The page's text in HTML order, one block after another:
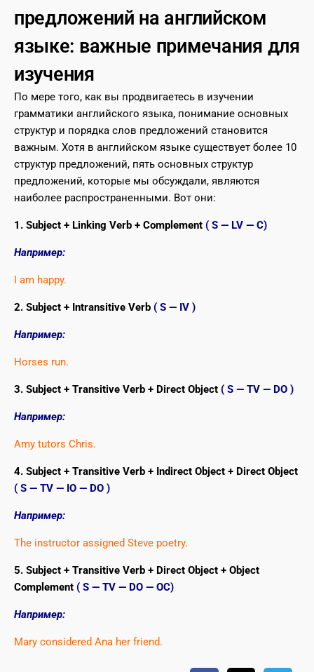
предложений на английском
языке: важные примечания для
изучения
По мере того, как вы продвигаетесь в изучении
грамматики английского языка, понимание основных
структур и порядка слов предложений становится
важным. Хотя в английском языке существует более 10
структур предложений, пять основных структур
предложений, которые мы обсуждали, являются
наиболее распространенными. Вот они:
1. Subject + Linking Verb + Complement ( S — LV — C)
Например:
I am happy.
2. Subject + Intransitive Verb ( S — IV )
Например:
Horses run.
3. Subject + Transitive Verb + Direct Object ( S — TV — DO )
Например:
Amy tutors Chris.
4. Subject + Transitive Verb + Indirect Object + Direct Object
( S — TV — IO — DO )
Например:
The instructor assigned Steve poetry.
5. Subject + Transitive Verb + Direct Object + Object
Complement ( S — TV — DO — OC)
Например:
Mary considered Ana her friend.